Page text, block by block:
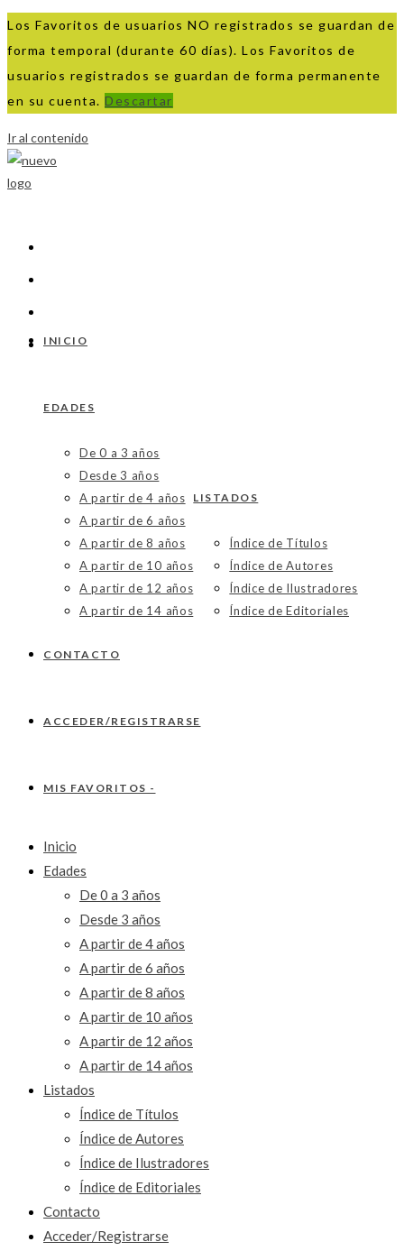
Los Favoritos de usuarios NO registrados se guardan de
forma temporal (durante 60 días). Los Favoritos de
usuarios registrados se guardan de forma permanente
en su cuenta. Descartar
Ir al contenido
INICIO
EDADES
De 0 a 3 años
Desde 3 años
A partir de 4 años
A partir de 6 años
A partir de 8 años
A partir de 10 años
A partir de 12 años
A partir de 14 años
LISTADOS
Índice de Títulos
Índice de Autores
Índice de Ilustradores
Índice de Editoriales
CONTACTO
ACCEDER/REGISTRARSE
MIS FAVORITOS -
Inicio
Edades
De 0 a 3 años
Desde 3 años
A partir de 4 años
A partir de 6 años
A partir de 8 años
A partir de 10 años
A partir de 12 años
A partir de 14 años
Listados
Índice de Títulos
Índice de Autores
Índice de Ilustradores
Índice de Editoriales
Contacto
Acceder/Registrarse